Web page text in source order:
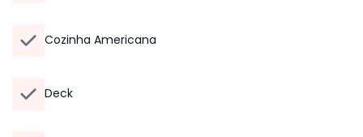
Cozinha Americana
Deck